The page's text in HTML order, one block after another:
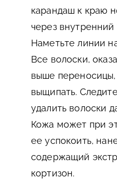
карандаш к краю
через внутренний
Наметьте линии
Все волоски,
выше
выщипать.
удалить волоски
Кожа может при
ее успокоить,
содержащий
кортизон.